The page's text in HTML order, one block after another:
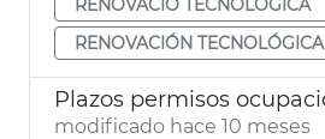
RENOVACIÓN TECNOLÓGICA
modificado hace 10 meses